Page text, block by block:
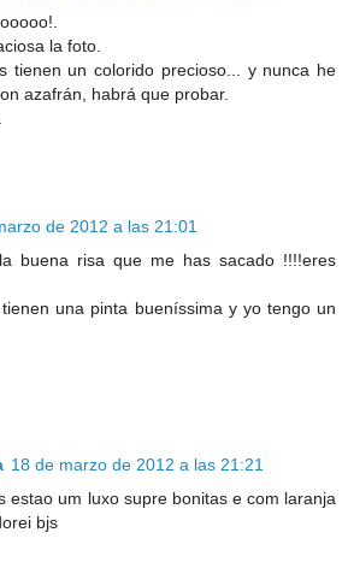
la foto.
tienen un colorido precioso... y nunca he
azafrán, habrá que probar.
de 2012 a las 21:01
buena risa que me has sacado !!!!eres
una pinta bueníssima y yo tengo un
18 de marzo de 2012 a las 21:21
estao um luxo supre bonitas e com laranja
bjs